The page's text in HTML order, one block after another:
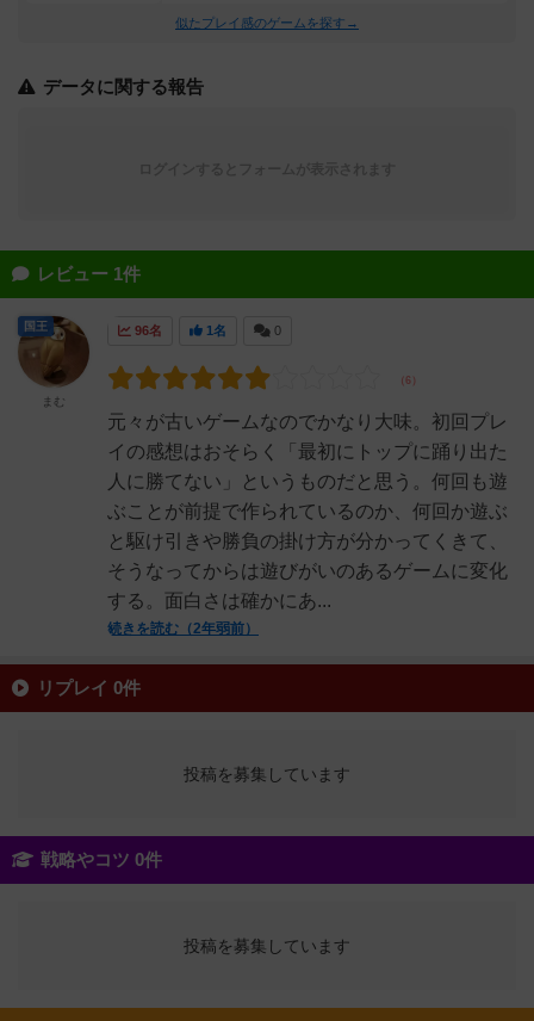
似たプレイ感のゲームを探す→
データに関する報告
レビュー 1件
96名 1名 0
元々が古いゲームなのでかなり大味。初回プレ
イの感想はおそらく「最初にトップに踊り出た
人に勝てない」というものだと思う。何回も遊
ぶことが前提で作られているのか、何回か遊ぶ
と駆け引きや勝負の掛け方が分かってくきて、
そうなってからは遊びがいのあるゲームに変化
する。面白さは確かにあ...
続きを読む（2年弱前）
国王
まむ
リプレイ 0件
投稿を募集しています
戦略やコツ 0件
投稿を募集しています